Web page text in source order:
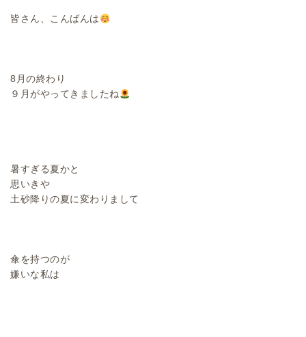
皆さん、こんばんは
8月の終わり
９月がやってきましたね
暑すぎる夏かと
思いきや
土砂降りの夏に変わりまして
傘を持つのが
嫌いな私は